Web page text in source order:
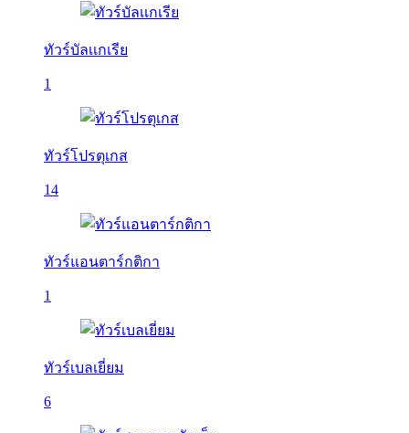
ทัวร์บัลเเกเรีย
1
ทัวร์โปรตุเกส
14
ทัวร์แอนตาร์กติกา
1
ทัวร์เบลเยี่ยม
6